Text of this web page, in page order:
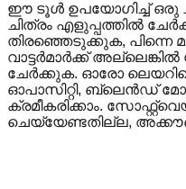
ഈ ടൂൾ ഉപയോഗിച്ച് ഒരു
ചിത്രം എളുപ്പത്തിൽ
തിരഞ്ഞെടുക്കുക, പിന്നെ
വാട്ടർമാർക്ക്
ചേർക്കുക. ഓരോ
ഓപാസിറ്റി, ബ്ലെൻഡ്
ക്രമീകരിക്കാം.
ചെയ്യേണ്ടതില്ല,